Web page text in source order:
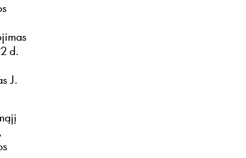
d.
J.